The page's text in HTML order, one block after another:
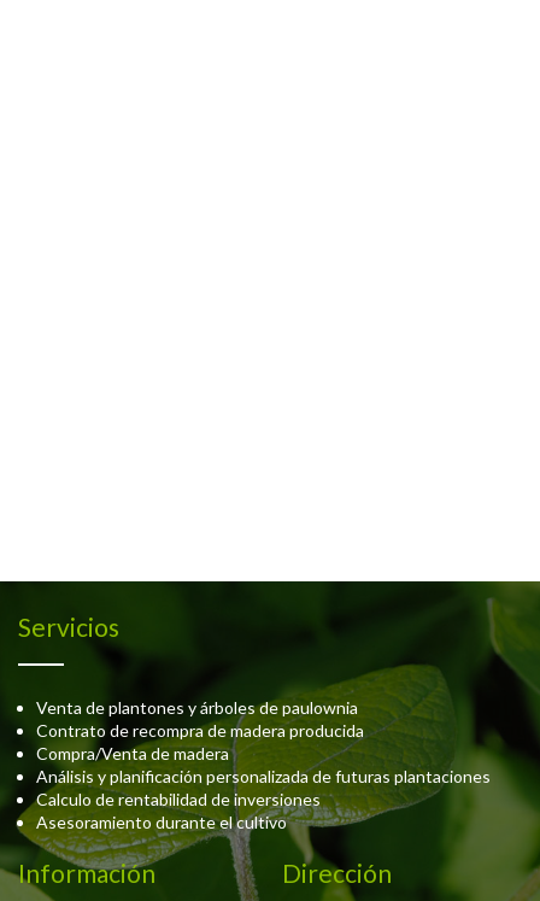
Servicios
Venta de plantones y árboles de paulownia
Contrato de recompra de madera producida
Compra/Venta de madera
Análisis y planificación personalizada de futuras plantaciones
Calculo de rentabilidad de inversiones
Asesoramiento durante el cultivo
Información Dirección